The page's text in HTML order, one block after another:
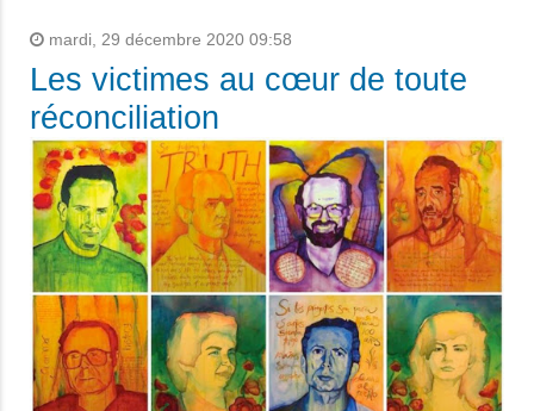
mardi, 29 décembre 2020 09:58
Les victimes au cœur de toute
réconciliation